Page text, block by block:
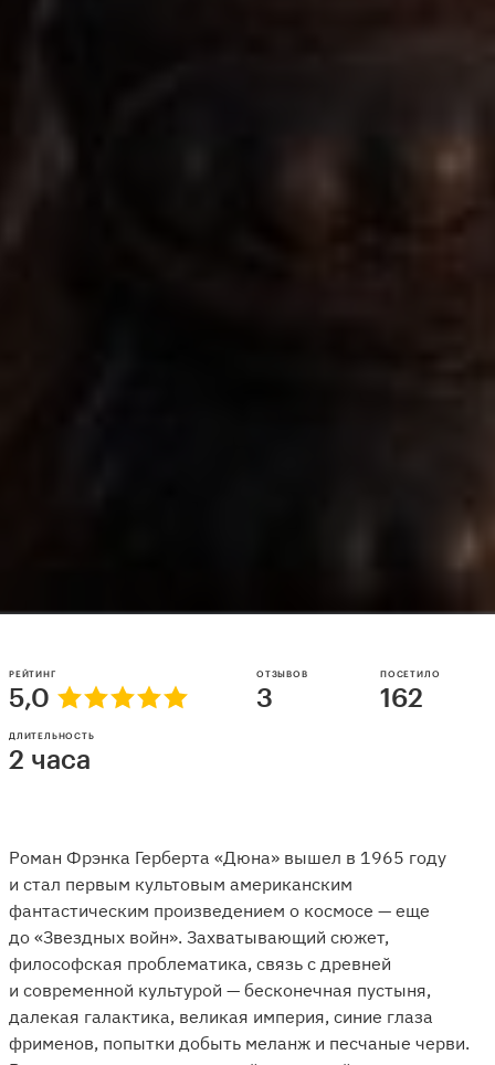
РЕЙТИНГ
5,0
ОТЗЫВОВ
3
ПОСЕТИЛО
162
ДЛИТЕЛЬНОСТЬ
2 часа
Роман Фрэнка Герберта «Дюна» вышел в 1965 году
и стал первым культовым американским
фантастическим произведением о космосе — еще
до «Звездных войн». Захватывающий сюжет,
философская проблематика, связь с древней
и современной культурой — бесконечная пустыня,
далекая галактика, великая империя, синие глаза
фрименов, попытки добыть меланж и песчаные черви.